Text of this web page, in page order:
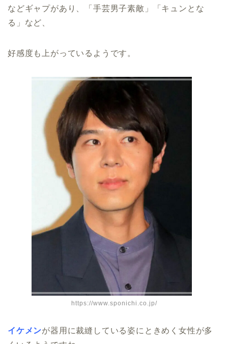
などギャプがあり、「手芸男子素敵」「キュンとな
る」など、
好感度も上がっているようです。
https://www.sponichi.co.jp/
イケメンが器用に裁縫している姿にときめく女性が多